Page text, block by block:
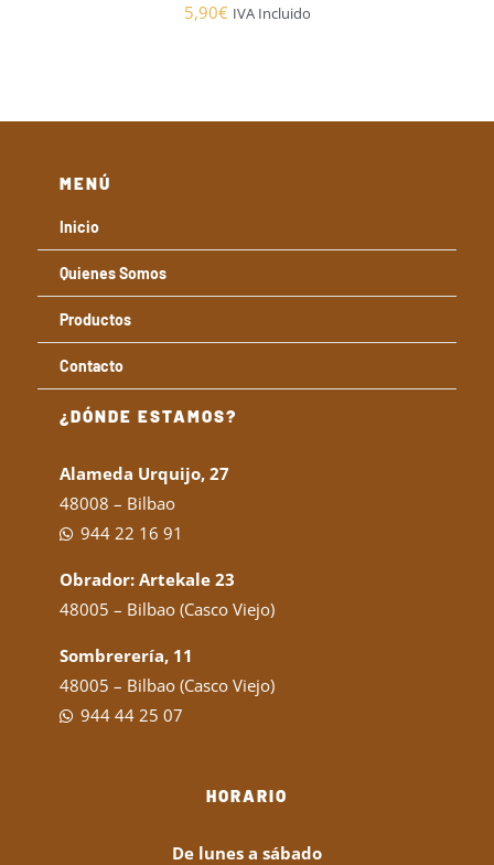
5,90€ IVA Incluido
MENÚ
Inicio
Quienes Somos
Productos
Contacto
¿DÓNDE ESTAMOS?
Alameda Urquijo, 27
48008 – Bilbao
944 22 16 91
Obrador: Artekale 23
48005 – Bilbao (Casco Viejo)
Sombrerería, 11
48005 – Bilbao (Casco Viejo)
944 44 25 07
HORARIO
De lunes a sábado